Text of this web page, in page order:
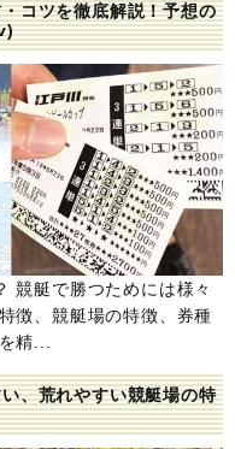
コツを徹底解説！予想の
競艇で勝つためには様々
徴、競艇場の特徴、券種
精...
、荒れやすい競艇場の特